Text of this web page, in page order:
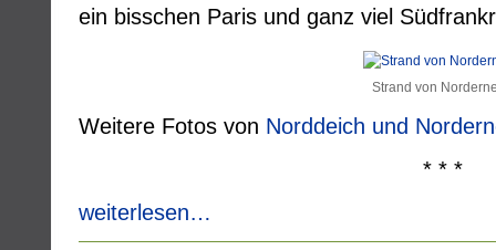
ein bisschen Paris und ganz viel
Strand von
Weitere Fotos von Norddeich und
* * *
weiterlesen…